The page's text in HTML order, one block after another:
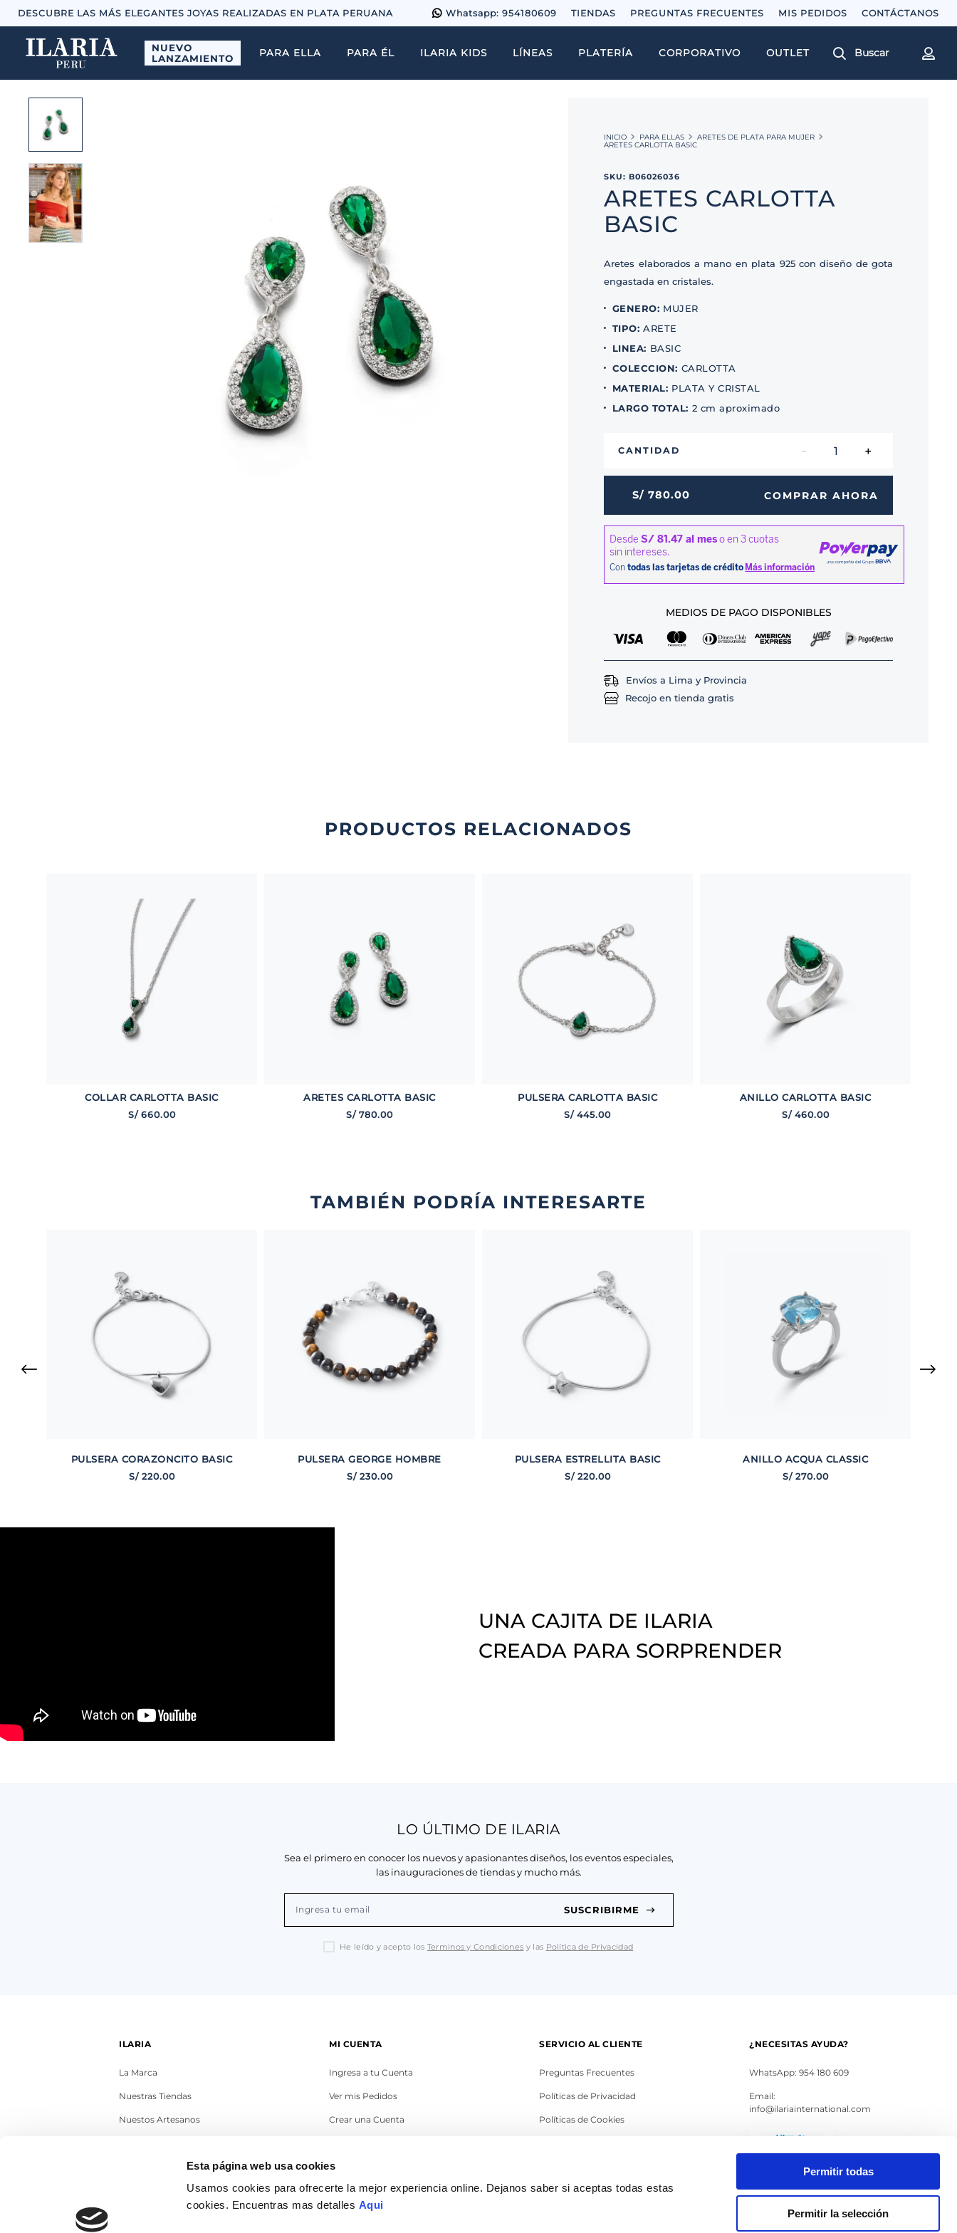
Esta página web usa cookies
Usamos cookies para ofrecerte la mejor experiencia online. Dejanos saber si aceptas todas estas
cookies. Encuentras mas detalles Aqui
Permitir todas
Permitir la selección
DESCUBRE LAS MÁS ELEGANTES JOYAS REALIZADAS EN PLATA PERUANA Whatsapp: 954180609 TIENDAS PREGUNTAS FRECUENTES MIS PEDIDOS
NUEVO
LANZAMIENTO
PARA ELLA PARA ÉL ILARIA KIDS LÍNEAS PLATERÍA CORPORATIVO OUTLET Buscar
PARA ELLAS
ARETES DE PLATA PARA MUJER
ARETES CARLOTTA BASIC
SKU: B06026036
ARETES CARLOTTA
BASIC
Aretes elaborados a mano en plata 925 con diseño de gota
engastada en cristales.
GENERO: MUJER
TIPO: ARETE
LINEA: BASIC
COLECCION: CARLOTTA
MATERIAL: PLATA Y CRISTAL
LARGO TOTAL: 2 cm aproximado
CANTIDAD ＋
－
S/ 780.00 COMPRAR AHORA
MEDIOS DE PAGO DISPONIBLES
Envíos a Lima y Provincia
Recojo en tienda gratis
PRODUCTOS RELACIONADOS
COLLAR CARLOTTA BASIC
S/ 660.00
ARETES CARLOTTA BASIC
S/ 780.00
PULSERA CARLOTTA BASIC
S/ 445.00
ANILLO CARLOTTA BASIC
S/ 460.00
TAMBIÉN PODRÍA INTERESARTE
PULSERA CORAZONCITO BASIC
S/ 220.00
PULSERA GEORGE HOMBRE
S/ 230.00
PULSERA ESTRELLITA BASIC
S/ 220.00
ANILLO ACQUA CLASSIC
S/ 270.00
UNA CAJITA DE ILARIA
CREADA PARA SORPRENDER
LO ÚLTIMO DE ILARIA
Sea el primero en conocer los nuevos y apasionantes diseños, los eventos especiales,
las inauguraciones de tiendas y mucho más.
SUSCRIBIRME
He leído y acepto los Terminos y Condiciones y las Política de Privacidad
ILARIA
La Marca
Nuestras Tiendas
Nuestos Artesanos
Trabaja con nosotros
MI CUENTA
Ingresa a tu Cuenta
Ver mis Pedidos
Crear una Cuenta
SERVICIO AL CLIENTE
Preguntas Frecuentes
Políticas de Privacidad
Políticas de Cookies
Legales
¿NECESITAS AYUDA?
WhatsApp: 954 180 609
Email:
info@ilariainternational.com